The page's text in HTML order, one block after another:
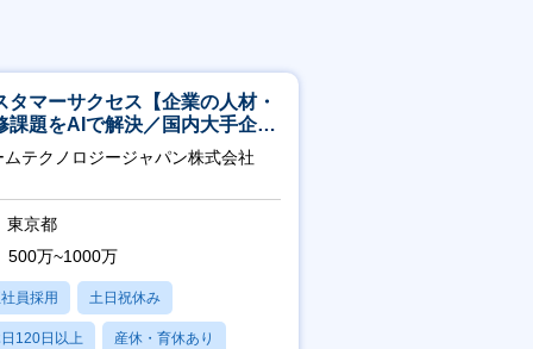
タマーサクセス【企業の人材・
課題をAIで解決／国内大手企業
社導入／フレックス可】
ムテクノロジージャパン株式会社
東京都
500万~1000万
員採用 土日祝休み
120日以上 産休・育休あり